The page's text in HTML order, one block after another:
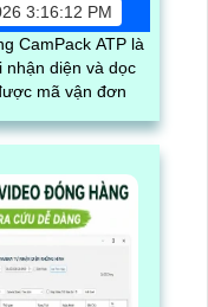
3:16:12 PM
CamPack ATP là
nhận diện và dọc
mã vận đơn